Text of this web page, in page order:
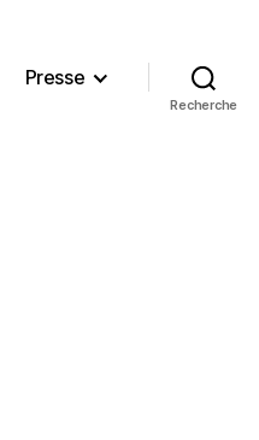
Presse
Recherche